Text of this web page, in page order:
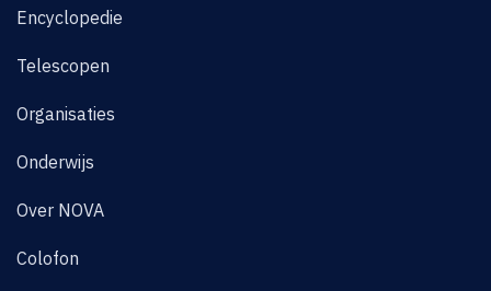
Encyclopedie
Telescopen
Organisaties
Onderwijs
Over NOVA
Colofon